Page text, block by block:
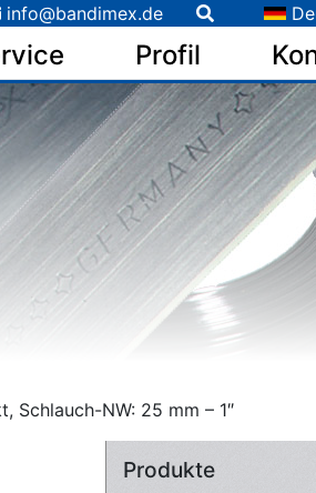
Profil
info@bandimex.de
Schlauch-NW: 25 mm – 1″
Produkte